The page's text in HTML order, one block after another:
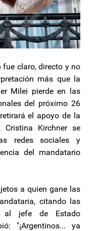
fue claro, directo y no
más que la
Milei pierde en las
del próximo 26
el apoyo de la
Cristina Kirchner se
redes sociales y
del mandatario
a quien gane las
citando las
al jefe de Estado
"¡Argentinos... ya